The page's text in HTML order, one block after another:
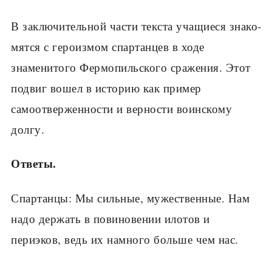
В заключительной части текста учащиеся знако­
мятся с героизмом спартанцев в ходе
знаменито­го Фермопильского сражения. Этот
подвиг вошел в историю как пример
самоотверженности и верно­сти воинскому
долгу.
Ответы.
Спартанцы: Мы сильные, мужественные. Нам
надо держать в повиновении илотов и
периэков, ведь их намного больше чем нас.